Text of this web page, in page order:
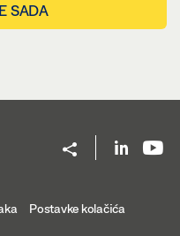
SADA
Postavke kolačića